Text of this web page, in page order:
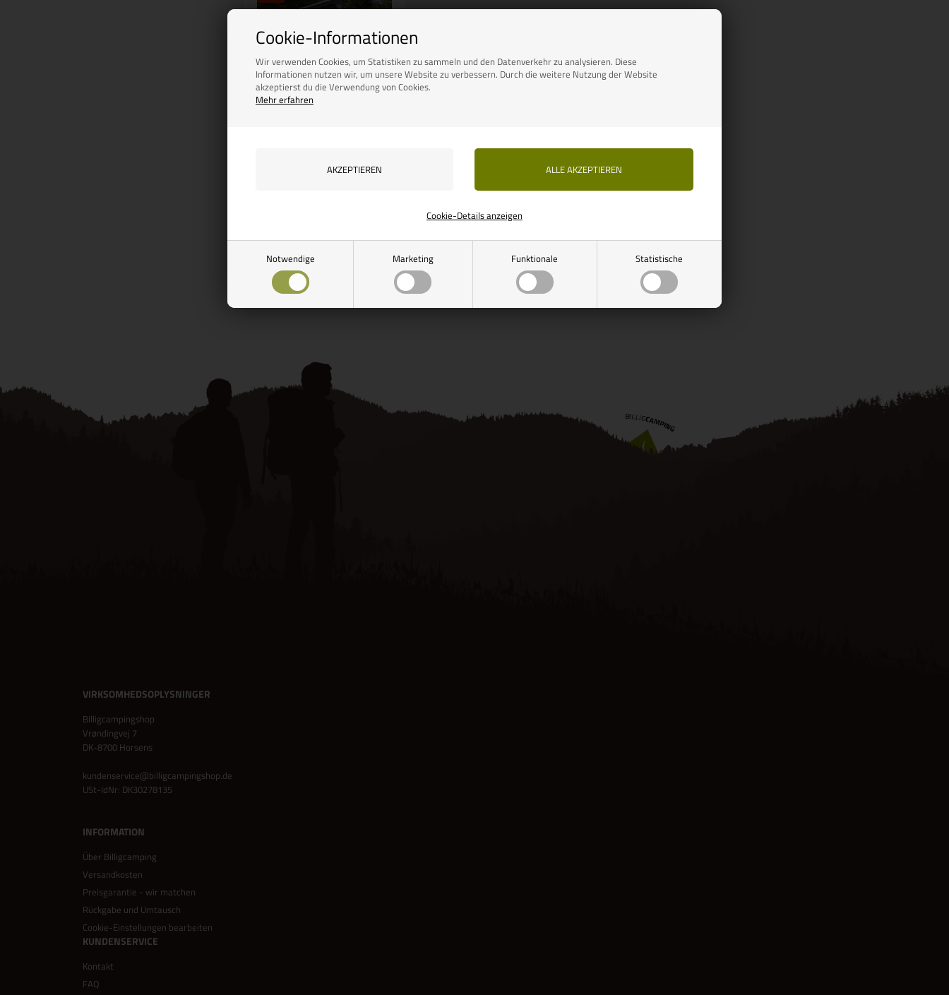
Cookie-Informationen
Wir verwenden Cookies, um Statistiken zu sammeln und den Datenverkehr zu analysieren. Diese
Informationen nutzen wir, um unsere Website zu verbessern. Durch die weitere Nutzung der Website
akzeptierst du die Verwendung von Cookies.
Mehr erfahren
Notwendige Marketing Funktionale Statistische
Cookie-Details anzeigen
Artikelnummer: 426700M
THULE
EUR
VIRKSOMHEDSOPLYSNINGER
Billigcampingshop
Vrøndingvej 7
DK-8700 Horsens
kundenservice@billigcampingshop.de
USt-IdNr: DK30278135
INFORMATION
Über Billigcamping
Versandkosten
Preisgarantie - wir matchen
Rückgabe und Umtausch
Cookie-Einstellungen bearbeiten
KUNDENSERVICE
Kontakt
FAQ